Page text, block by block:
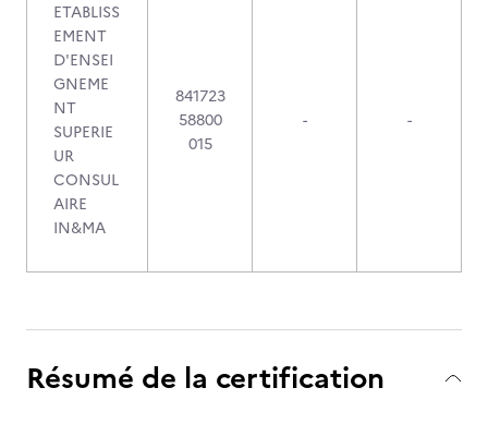
ETABLISS
EMENT
D'ENSEI
GNEME
NT
SUPERIE
UR
CONSUL
AIRE
IN&MA
841723
58800
015
- -
Résumé de la certification